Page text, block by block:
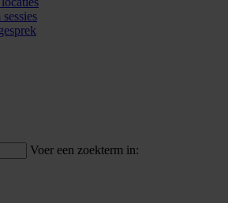
Voer een zoekterm in: